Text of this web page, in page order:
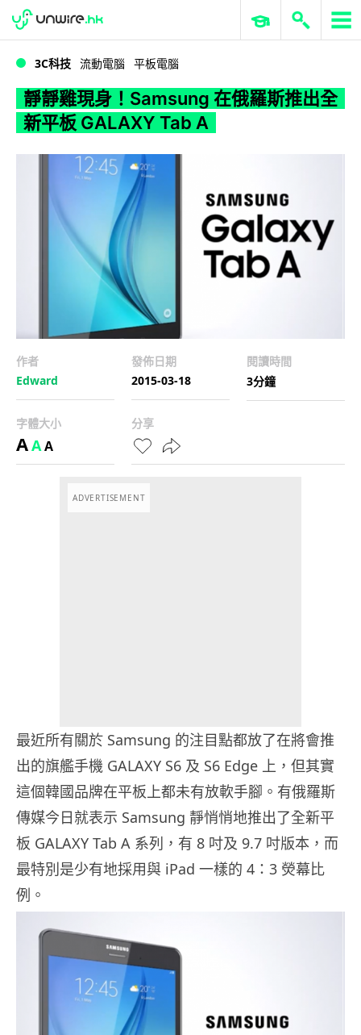
WWDC 2026 ERP 與商業 AI
3C科技 流動電腦 平板電腦
靜靜雞現身！Samsung 在俄羅斯推出全
新平板 GALAXY Tab A
作者
Edward
發佈日期
2015-03-18
閱讀時間
3分鐘
字體大小
AAA
分享
ADVERTISEMENT
最近所有關於 Samsung 的注目點都放了在將會推
出的旗艦手機 GALAXY S6 及 S6 Edge 上，但其實
這個韓國品牌在平板上都未有放軟手腳。有俄羅斯
傳媒今日就表示 Samsung 靜悄悄地推出了全新平
板 GALAXY Tab A 系列，有 8 吋及 9.7 吋版本，而
最特別是少有地採用與 iPad 一樣的 4：3 熒幕比
例。